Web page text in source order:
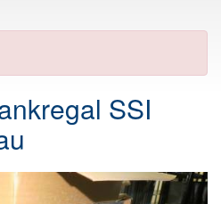
SSI